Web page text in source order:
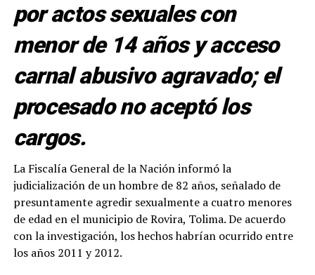
por actos sexuales con
menor de 14 años y acceso
carnal abusivo agravado; el
procesado no aceptó los
cargos.
La Fiscalía General de la Nación informó la
judicialización de un hombre de 82 años, señalado de
presuntamente agredir sexualmente a cuatro menores
de edad en el municipio de Rovira, Tolima. De acuerdo
con la investigación, los hechos habrían ocurrido entre
los años 2011 y 2012.